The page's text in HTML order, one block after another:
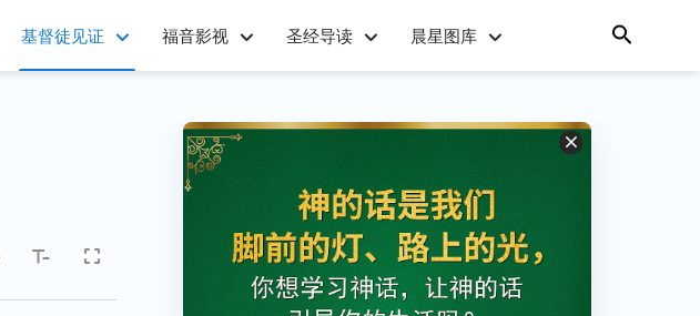
基督徒见证 福音影视 圣经导读 晨星图库